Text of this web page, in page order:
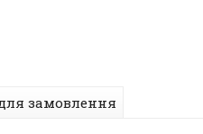
замовлення